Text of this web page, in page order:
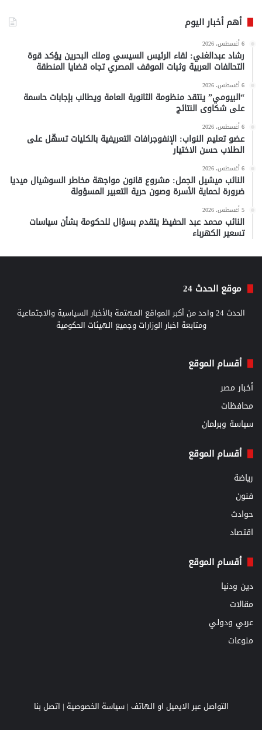
أهم أخبار اليوم
6 أغسطس، 2026
رشاد عبدالغني: لقاء الرئيس السيسي وملك البحرين يؤكد قوة
التحالفات العربية وثبات الموقف المصري تجاه قضايا المنطقة
6 أغسطس، 2026
“البيومي” ينتقد منظومة الثانوية العامة ويطالب بإجابات حاسمة
على شكاوى النتائج
6 أغسطس، 2026
عضو تعليم النواب: الإنفوجرافات التعريفية بالكليات تسهّل على
الطلاب حسن الاختيار
6 أغسطس، 2026
النائب ميشيل الجمل: مشروع قانون مواجهة مخاطر السوشيال ميديا
ضرورة لحماية الأسرة وصون حرية التعبير المسؤولة
5 أغسطس، 2026
النائب محمد عبد الحفيظ يتقدم بسؤال للحكومة بشأن سياسات
تسعير الكهرباء
موقع الحدث 24
الحدث 24 واحد من أكبر المواقع المهتمة بالأخبار السياسية والاجتماعية
ومتابعة اخبار الوزارات وجميع الهيئات الحكومية
أقسام الموقع
أخبار مصر
محافظات
سياسة وبرلمان
أقسام الموقع
رياضة
فنون
حوادث
اقتصاد
أقسام الموقع
دين ودنيا
مقالات
عربي ودولي
منوعات
التواصل عبر الايميل او الهاتف |سياسة الخصوصية | اتصل بنا